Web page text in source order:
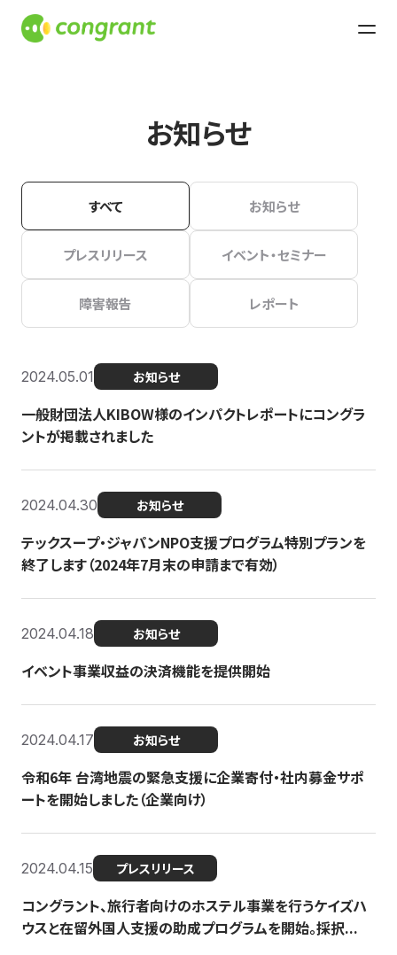
お知らせ
すべて お知らせ
プレスリリース イベント・セミナー
障害報告 レポート
2024.05.01 お知らせ
一般財団法人KIBOW様のインパクトレポートにコングラ
ントが掲載されました
2024.04.30 お知らせ
テックスープ・ジャパンNPO支援プログラム特別プランを
終了します（2024年7月末の申請まで有効）
2024.04.18 お知らせ
イベント事業収益の決済機能を提供開始
2024.04.17 お知らせ
令和6年 台湾地震の緊急支援に企業寄付・社内募金サポ
ートを開始しました（企業向け）
2024.04.15 プレスリリース
コングラント、旅行者向けのホステル事業を行うケイズハ
ウスと在留外国人支援の助成プログラムを開始。採択...